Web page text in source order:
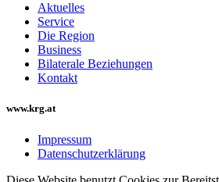
Aktuelles
Service
Die Region
Business
Bilaterale Beziehungen
Kontakt
www.krg.at
Impressum
Datenschutzerklärung